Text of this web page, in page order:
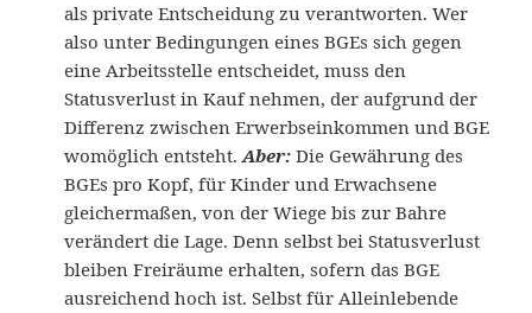
als private Entscheidung zu verantworten. Wer
also unter Bedingungen eines BGEs sich gegen
eine Arbeitsstelle entscheidet, muss den
Statusverlust in Kauf nehmen, der aufgrund der
Differenz zwischen Erwerbseinkommen und BGE
womöglich entsteht.Aber: Die Gewährung des
BGEs pro Kopf, für Kinder und Erwachsene
gleichermaßen, von der Wiege bis zur Bahre
verändert die Lage. Denn selbst bei Statusverlust
bleiben Freiräume erhalten, sofern das BGE
ausreichend hoch ist. Selbst für Alleinlebende